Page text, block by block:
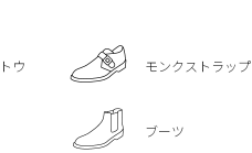
ウ モンクストラップ
ブーツ